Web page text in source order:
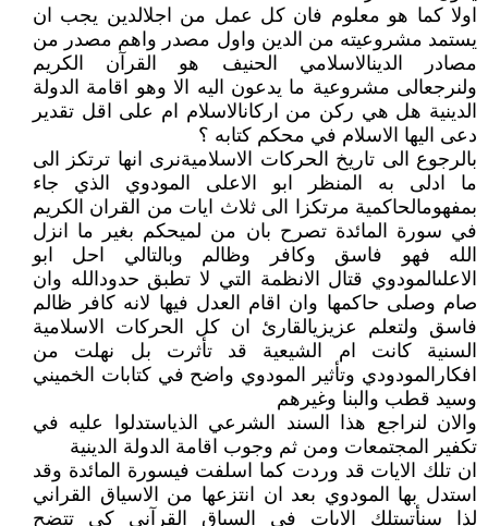
اولا كما هو معلوم فان كل عمل من اجلالدين يجب ان
يستمد مشروعيته من الدين واول مصدر واهم مصدر من
مصادر الدينالاسلامي الحنيف هو القرآن الكريم
ولنرجعالى مشروعية ما يدعون اليه الا وهو اقامة الدولة
الدينية هل هي ركن من اركانالاسلام ام على اقل تقدير
دعى اليها الاسلام في محكم كتابه ؟
بالرجوع الى تاريخ الحركات الاسلاميةنرى انها ترتكز الى
ما ادلى به المنظر ابو الاعلى المودوي الذي جاء
بمفهومالحاكمية مرتكزا الى ثلاث ايات من القران الكريم
في سورة المائدة تصرح بان من لميحكم بغير ما انزل
الله فهو فاسق وكافر وظالم وبالتالي احل ابو
الاعلىالمودوي قتال الانظمة التي لا تطبق حدودالله وان
صام وصلى حاكمها وان اقام العدل فيها لانه كافر ظالم
فاسق ولتعلم عزيزيالقارئ ان كل الحركات الاسلامية
السنية كانت ام الشيعية قد تأثرت بل نهلت من
افكارالمودودي وتأثير المودوي واضح في كتابات الخميني
وسيد قطب والبنا وغيرهم
والان لنراجع هذا السند الشرعي الذياستدلوا عليه في
تكفير المجتمعات ومن ثم وجوب اقامة الدولة الدينية
ان تلك الايات قد وردت كما اسلفت فيسورة المائدة وقد
استدل بها المودوي بعد ان انتزعها من الاسياق القراني
لذا سنأتيبتلك الايات في السياق القرآني كي تتضح